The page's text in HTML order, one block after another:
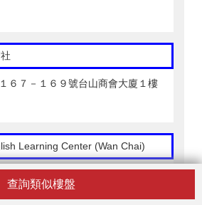
查詢類似樓盤
６７－１６９號台山商會大廈１樓
Learning Center (Wan Chai)